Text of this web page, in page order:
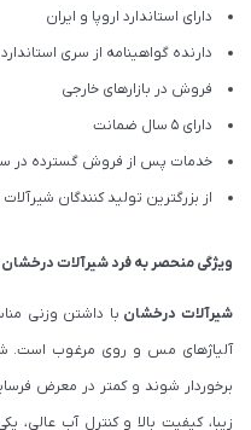
دارای استاندارد اروپا و ایران
دارنده گواهینامه از سری استاندارد ISO 9001
فروش در بازارهای خارجی
دارای 5 سال ضمانت
خدمات پس از فروش گسترده در
از بزرگترین تولید کنندگان شیرآلات
ویژگی منحصر به فرد شیرآلات درخشان
شیرآلات درخشان با داشتن وزنی
آلیاژهای مس و روی مرغوب است.
برخوردار شوند و کمتر در معرض
زیبا، کیفیت بالا و کنترل آب عالی،